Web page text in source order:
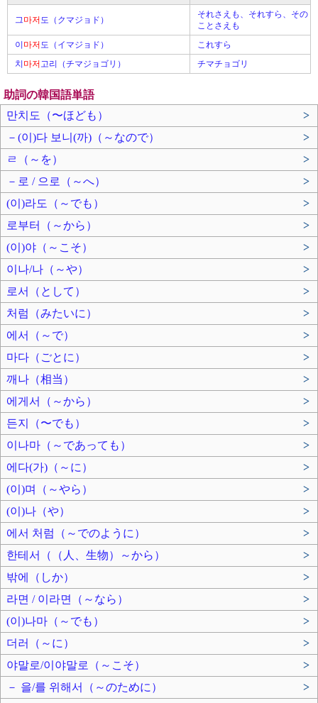
그마저 도（クマジョド）
それさえも、それすら、その
ことさえも
이 마저 도（イマジョド）
これすら
치 마저 고리（チマジョゴリ） チマチョゴリ
助詞の韓国語単語
만치도（〜ほども）
>
－(이)다 보니(까)（～なので）
>
ㄹ（～を）
>
－로 / 으로（～へ）
>
(이)라도（～でも）
>
로부터（～から）
>
(이)야（～こそ）
>
이나/나（～や）
>
로서（として）
>
처럼（みたいに）
>
에서（～で）
>
마다（ごとに）
>
깨나（相当）
>
에게서（～から）
>
든지（〜でも）
>
이나마（～であっても）
>
에다(가)（～に）
>
(이)며（～やら）
>
(이)나（や）
>
에서 처럼（～でのように）
>
한테서（（人、生物）～から）
>
밖에（しか）
>
라면 / 이라면（～なら）
>
(이)나마（～でも）
>
더러（～に）
>
야말로/이야말로（～こそ）
>
－ 을/를 위해서（～のために）
>